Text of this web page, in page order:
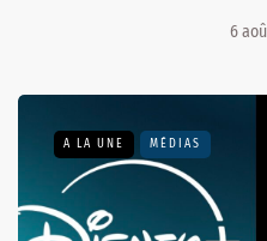
6
A LA UNE MÉDIAS